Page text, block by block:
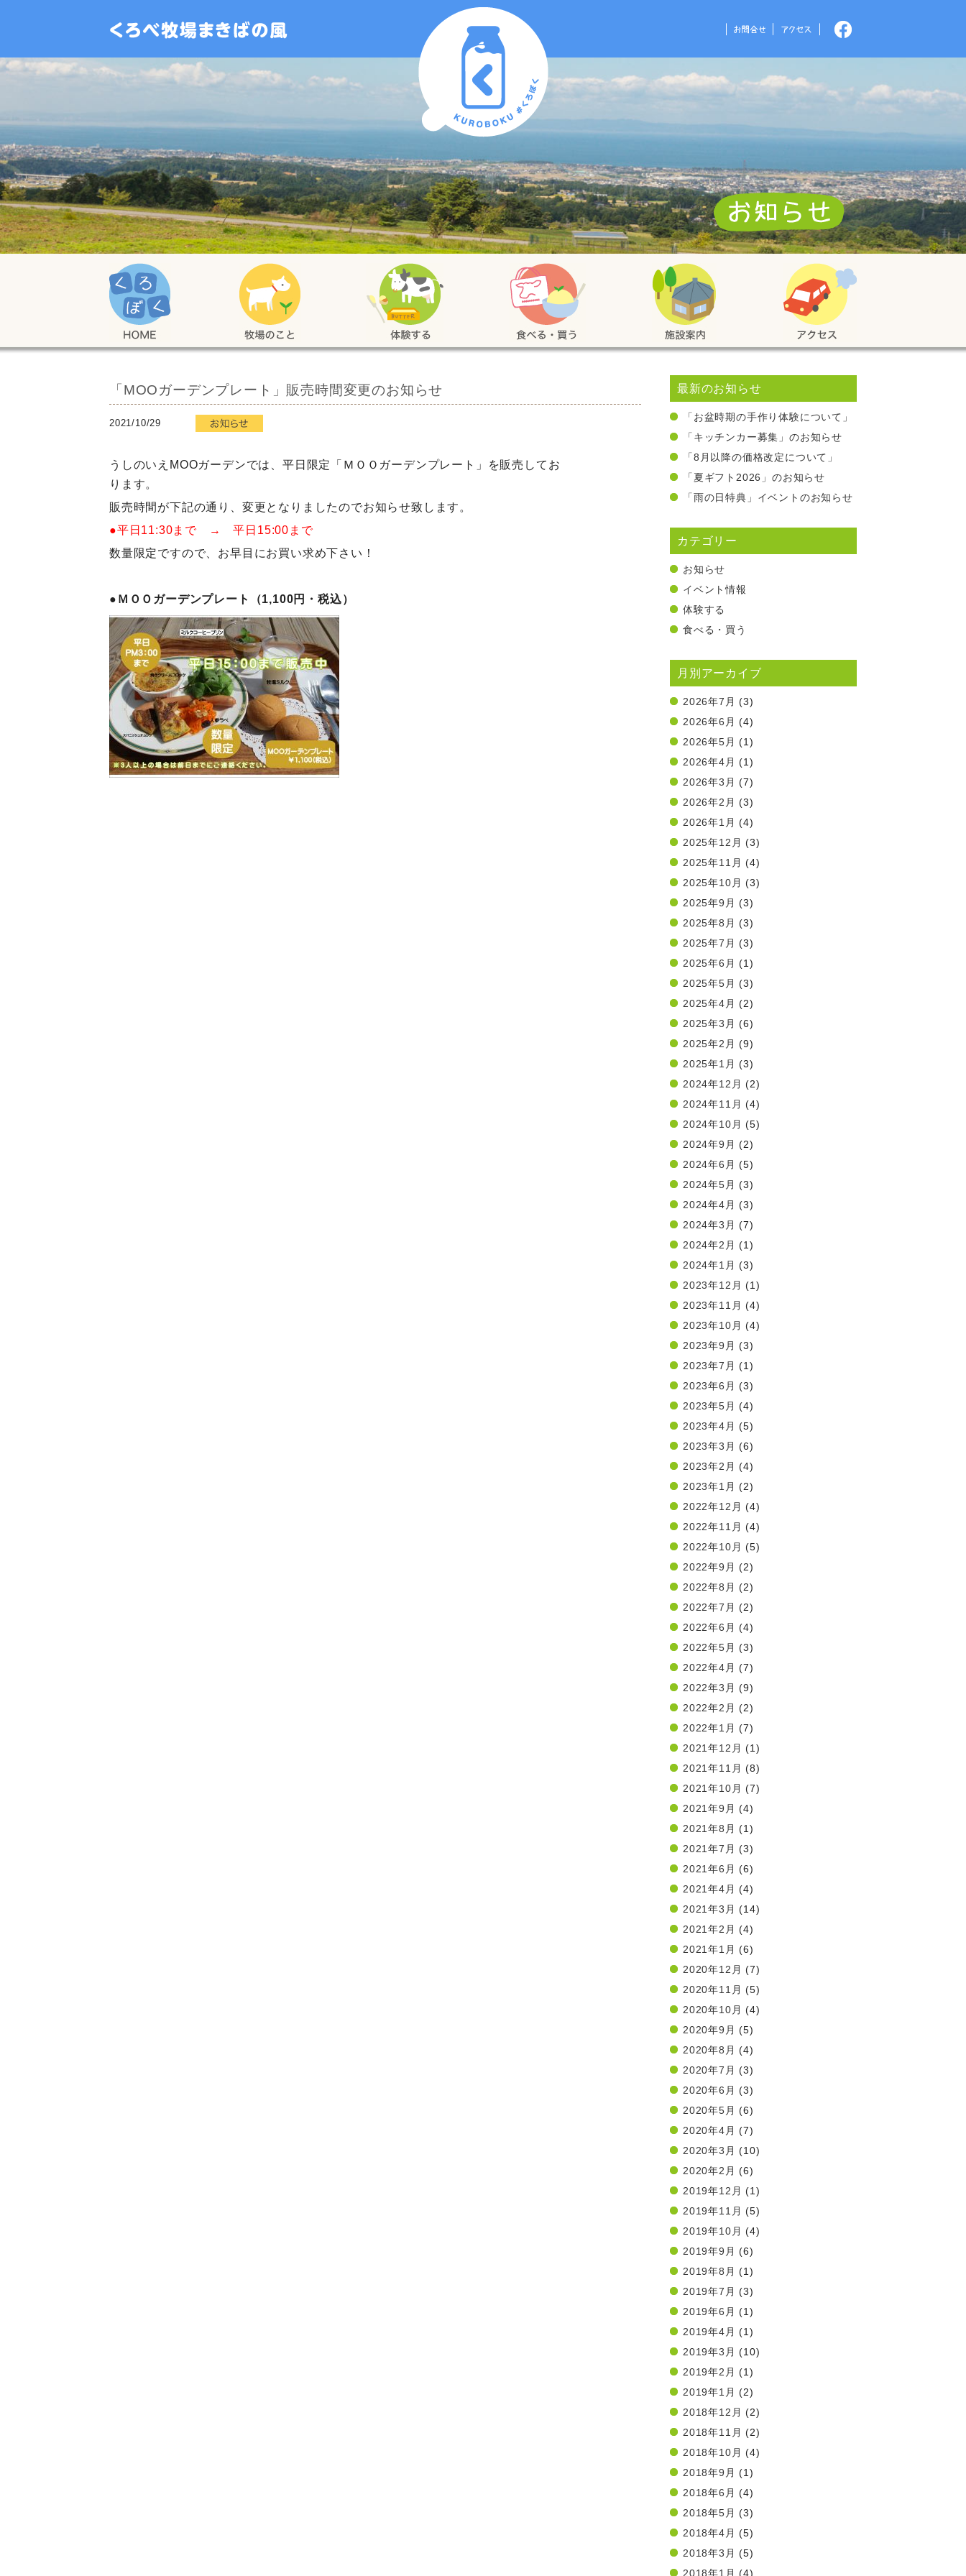
「MOOガーデンプレート」販売時間変更のお知らせ
2021/10/29
うしのいえMOOガーデンでは、平日限定「ＭＯＯガーデンプレート」を販売してお
ります。
販売時間が下記の通り、変更となりましたのでお知らせ致します。
●平日11:30まで → 平日15:00まで
数量限定ですので、お早目にお買い求め下さい！
●ＭＯＯガーデンプレート（1,100円・税込）
最新のお知らせ
「お盆時期の手作り体験について」
「キッチンカー募集」のお知らせ
「8月以降の価格改定について」
「夏ギフト2026」のお知らせ
「雨の日特典」イベントのお知らせ
カテゴリー
お知らせ
イベント情報
体験する
食べる・買う
月別アーカイブ
2026年7月 (3)
2026年6月 (4)
2026年5月 (1)
2026年4月 (1)
2026年3月 (7)
2026年2月 (3)
2026年1月 (4)
2025年12月 (3)
2025年11月 (4)
2025年10月 (3)
2025年9月 (3)
2025年8月 (3)
2025年7月 (3)
2025年6月 (1)
2025年5月 (3)
2025年4月 (2)
2025年3月 (6)
2025年2月 (9)
2025年1月 (3)
2024年12月 (2)
2024年11月 (4)
2024年10月 (5)
2024年9月 (2)
2024年6月 (5)
2024年5月 (3)
2024年4月 (3)
2024年3月 (7)
2024年2月 (1)
2024年1月 (3)
2023年12月 (1)
2023年11月 (4)
2023年10月 (4)
2023年9月 (3)
2023年7月 (1)
2023年6月 (3)
2023年5月 (4)
2023年4月 (5)
2023年3月 (6)
2023年2月 (4)
2023年1月 (2)
2022年12月 (4)
2022年11月 (4)
2022年10月 (5)
2022年9月 (2)
2022年8月 (2)
2022年7月 (2)
2022年6月 (4)
2022年5月 (3)
2022年4月 (7)
2022年3月 (9)
2022年2月 (2)
2022年1月 (7)
2021年12月 (1)
2021年11月 (8)
2021年10月 (7)
2021年9月 (4)
2021年8月 (1)
2021年7月 (3)
2021年6月 (6)
2021年4月 (4)
2021年3月 (14)
2021年2月 (4)
2021年1月 (6)
2020年12月 (7)
2020年11月 (5)
2020年10月 (4)
2020年9月 (5)
2020年8月 (4)
2020年7月 (3)
2020年6月 (3)
2020年5月 (6)
2020年4月 (7)
2020年3月 (10)
2020年2月 (6)
2019年12月 (1)
2019年11月 (5)
2019年10月 (4)
2019年9月 (6)
2019年8月 (1)
2019年7月 (3)
2019年6月 (1)
2019年4月 (1)
2019年3月 (10)
2019年2月 (1)
2019年1月 (2)
2018年12月 (2)
2018年11月 (2)
2018年10月 (4)
2018年9月 (1)
2018年6月 (4)
2018年5月 (3)
2018年4月 (5)
2018年3月 (5)
2018年1月 (4)